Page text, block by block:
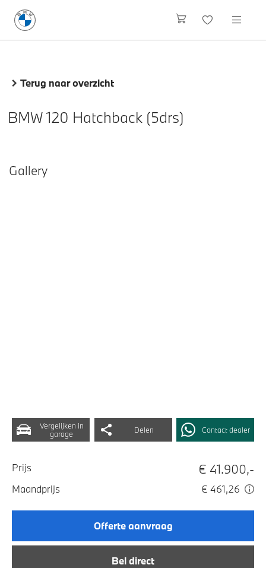
Terug naar overzicht
BMW 120 Hatchback (5drs)
Vergelijken in
garage
Delen Contact dealer
Prijs € 41.900,-
Maandprijs € 461,26
Offerte aanvraag
Bel direct
Gallery